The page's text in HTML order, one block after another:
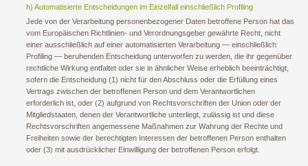
h) Automatisierte Entscheidungen im Einzelfall einschließlich Profiling
Jede von der Verarbeitung personenbezogener Daten betroffene Person hat das
vom Europäischen Richtlinien- und Verordnungsgeber gewährte Recht, nicht
einer ausschließlich auf einer automatisierten Verarbeitung — einschließlich
Profiling — beruhenden Entscheidung unterworfen zu werden, die ihr gegenüber
rechtliche Wirkung entfaltet oder sie in ähnlicher Weise erheblich beeinträchtigt,
sofern die Entscheidung (1) nicht für den Abschluss oder die Erfüllung eines
Vertrags zwischen der betroffenen Person und dem Verantwortlichen
erforderlich ist, oder (2) aufgrund von Rechtsvorschriften der Union oder der
Mitgliedstaaten, denen der Verantwortliche unterliegt, zulässig ist und diese
Rechtsvorschriften angemessene Maßnahmen zur Wahrung der Rechte und
Freiheiten sowie der berechtigten Interessen der betroffenen Person enthalten
oder (3) mit ausdrücklicher Einwilligung der betroffenen Person erfolgt.